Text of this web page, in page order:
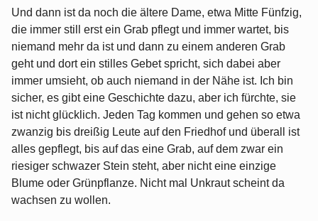
Und dann ist da noch die ältere Dame, etwa Mitte Fünfzig,
die immer still erst ein Grab pflegt und immer wartet, bis
niemand mehr da ist und dann zu einem anderen Grab
geht und dort ein stilles Gebet spricht, sich dabei aber
immer umsieht, ob auch niemand in der Nähe ist. Ich bin
sicher, es gibt eine Geschichte dazu, aber ich fürchte, sie
ist nicht glücklich. Jeden Tag kommen und gehen so etwa
zwanzig bis dreißig Leute auf den Friedhof und überall ist
alles gepflegt, bis auf das eine Grab, auf dem zwar ein
riesiger schwazer Stein steht, aber nicht eine einzige
Blume oder Grünpflanze. Nicht mal Unkraut scheint da
wachsen zu wollen.